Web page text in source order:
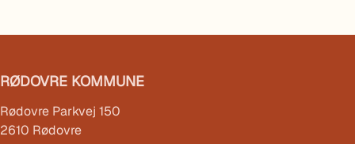
RØDOVRE KOMMUNE
Rødovre Parkvej 150
2610 Rødovre